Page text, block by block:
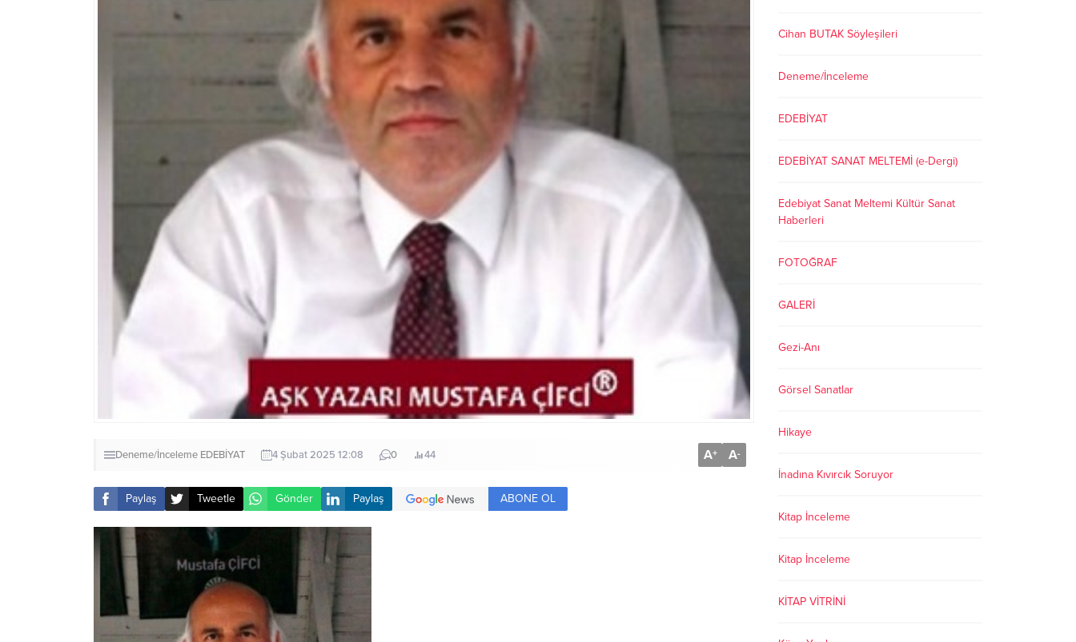
Deneme/İnceleme EDEBİYAT 4 Şubat 2025 12:08 0 44 A+ A-
Paylaş Tweetle Gönder Paylaş ABONE OL
Cihan BUTAK Söyleşileri
Deneme/İnceleme
EDEBİYAT
EDEBİYAT SANAT MELTEMİ (e-Dergi)
Edebiyat Sanat Meltemi Kültür Sanat
Haberleri
FOTOĞRAF
GALERİ
Gezi-Anı
Görsel Sanatlar
Hikaye
İnadına Kıvırcık Soruyor
Kitap İnceleme
Kitap İnceleme
KİTAP VİTRİNİ